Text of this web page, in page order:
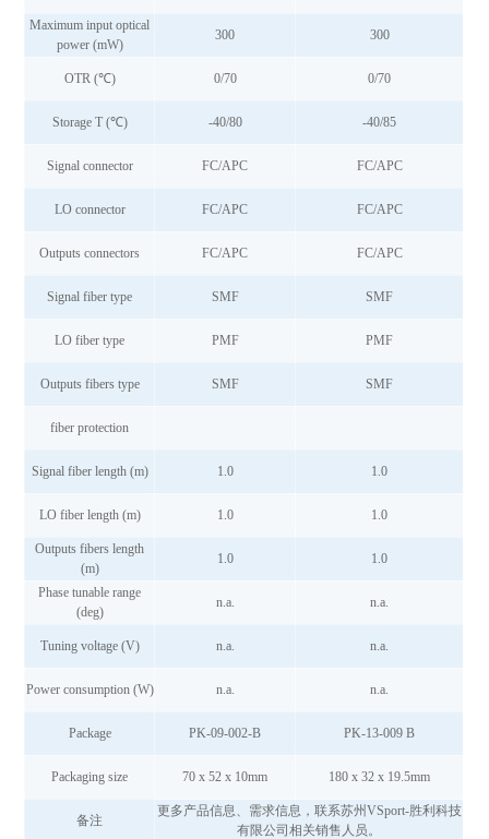
Maximum input optical
power (mW)
300 300
OTR (℃) 0/70 0/70
Storage T (℃) -40/80 -40/85
Signal connector FC/APC FC/APC
LO connector FC/APC FC/APC
Outputs connectors FC/APC FC/APC
Signal fiber type SMF SMF
LO fiber type PMF PMF
Outputs fibers type SMF SMF
fiber protection
Signal fiber length (m) 1.0 1.0
LO fiber length (m) 1.0 1.0
Outputs fibers length
(m)
1.0 1.0
Phase tunable range
(deg)
n.a. n.a.
Tuning voltage (V) n.a. n.a.
Power consumption (W) n.a. n.a.
Package PK-09-002-B PK-13-009 B
Packaging size 70 x 52 x 10mm 180 x 32 x 19.5mm
备注
更多产品信息、需求信息，联系苏州VSport-胜利科技
有限公司相关销售人员。